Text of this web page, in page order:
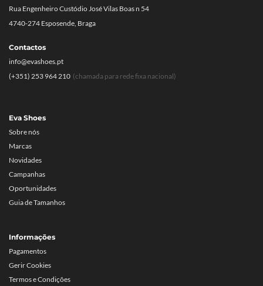
Eva Shoes
Sobre nós
Marcas
Novidades
Campanhas
Oportunidades
Guia de Tamanhos
Informações
Pagamentos
Gerir Cookies
Termos e Condições
Rua Engenheiro Custódio José Vilas Boas n 54
4740-274 Esposende, Braga
Contactos
info@evashoes.pt
(+351) 253 964 210 (chamada para rede fixa nacional)